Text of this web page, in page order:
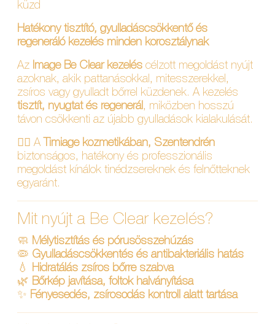
küzd
Hatékony tisztító, gyulladáscsökkentő és
regeneráló kezelés minden korosztálynak
Az Image Be Clear kezelés célzott megoldást nyújt
azoknak, akik pattanásokkal, mitesszerekkel,
zsíros vagy gyulladt bőrrel küzdenek. A kezelés
tisztít, nyugtat és regenerál, miközben hosszú
távon csökkenti az újabb gyulladások kialakulását.
💆‍♀️ A Timiage kozmetikában, Szentendrén
biztonságos, hatékony és professzionális
megoldást kínálok tinédzsereknek és felnőtteknek
egyaránt.
Mit nyújt a Be Clear kezelés?
🧼 Mélytisztítás és pórusösszehúzás
🦠 Gyulladáscsökkentés és antibakteriális hatás
💧 Hidratálás zsíros bőrre szabva
🌿 Bőrkép javítása, foltok halványítása
✨ Fényesedés, zsírosodás kontroll alatt tartása